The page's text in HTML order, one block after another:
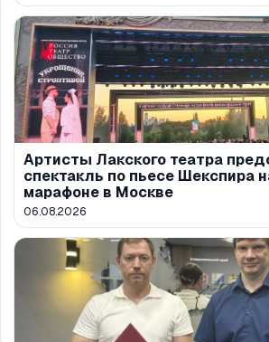
Артисты Лакского театра
спектакль по пьесе Шекспира
марафоне в Москве
06.08.2026